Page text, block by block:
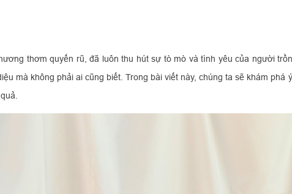
thơm quyến rũ, đã luôn thu hút sự tò mò và tình yêu của người
mà không phải ai cũng biết. Trong bài viết này, chúng ta sẽ khám phá